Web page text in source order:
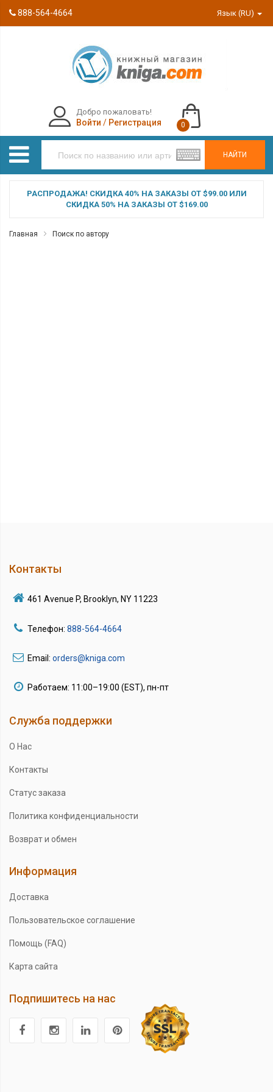
888-564-4664 Язык (RU)
НАЙТИ
Добро пожаловать!
Войти / Регистрация 0
РАСПРОДАЖА! СКИДКА 40% НА ЗАКАЗЫ ОТ $99.00 ИЛИ
СКИДКА 50% НА ЗАКАЗЫ ОТ $169.00
Главная Поиск по автору
Контакты
461 Avenue P, Brooklyn, NY 11223
Телефон: 888-564-4664
Email: orders@kniga.com
Работаем: 11:00–19:00 (EST), пн-пт
Служба поддержки
О Нас
Контакты
Статус заказа
Политика конфиденциальности
Возврат и обмен
Информация
Доставка
Пользовательское соглашение
Помощь (FAQ)
Карта сайта
Подпишитесь на нас